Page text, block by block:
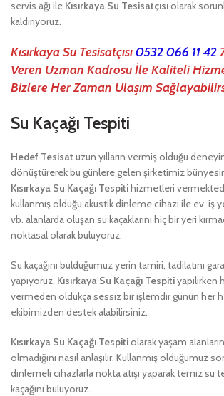
servis ağı ile Kısırkaya Su Tesisatçısıolarak
kaldırıyoruz.
Kısırkaya Su Tesisatçısı0532 066 11 42
Veren Uzman Kadrosu İle Kaliteli
Bizlere Her Zaman Ulaşım
Su Kaçağı Tespiti
Hedef Tesisat uzun yılların vermiş olduğu
dönüştürerek bu günlere gelen şirketimiz
Kısırkaya Su Kaçağı Tespitihizmetleri
kullanmış olduğu akustik dinleme cihazı ile ev, iş
vb. alanlarda oluşan su kaçaklarını hiç bir yeri
noktasal olarak buluyoruz.
Su kaçağını bulduğumuz yerin tamiri, tadilatını
yapıyoruz. Kısırkaya Su Kaçağı Tespitiyapılırken
vermeden oldukça sessiz bir işlemdir günün her
ekibimizden destek alabilirsiniz.
Kısırkaya Su Kaçağı Tespitiolarak yaşam
olmadığını nasıl anlaşılır. Kullanmış olduğumuz
dinlemeli cihazlarla nokta atışı yaparak temiz su
kaçağını buluyoruz.